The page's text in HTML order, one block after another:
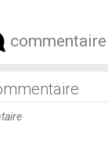
commentaire